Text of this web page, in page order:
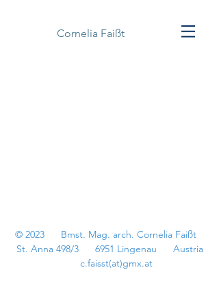
Cornelia Faißt
© 2023 Bmst. Mag. arch. Cornelia Faißt
St. Anna 498/3 6951 Lingenau Austria
c.faisst(at)gmx.at